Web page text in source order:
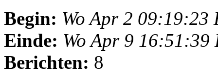
Begin: Wo Apr 2 09:19:23
Einde: Wo Apr 9 16:51:39
Berichten: 8